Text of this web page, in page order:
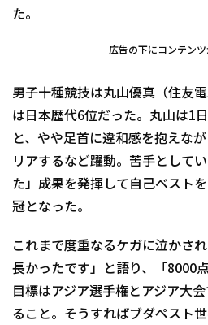
た。
広告の下にコンテン
男子十種競技は丸山優真（住友
は日本歴代6位だった。丸山は1
と、やや足首に違和感を抱えな
リアするなど躍動。苦手として
た」成果を発揮して自己ベスト
冠となった。
これまで度重なるケガに泣かさ
長かったです」と語り、「8000
目標はアジア選手権とアジア大
ること。そうすればブダペスト